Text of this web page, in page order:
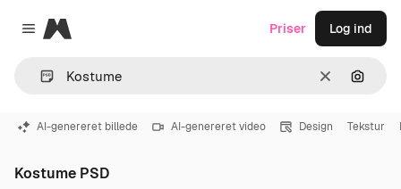
Close menu
Magnific
Klar Søg
Priser Log ind
AI-genereret billede AI-genereret video Design Tekstur
Kostume PSD